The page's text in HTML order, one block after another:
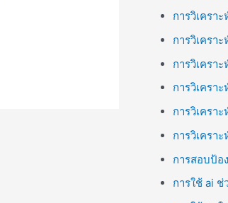
การวิเครา
การวิเครา
การวิเครา
การวิเครา
การวิเครา
การวิเครา
การสอบป้อ
การใช้ ai ช่